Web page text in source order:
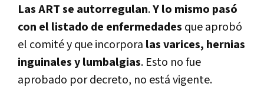
Las ART se autorregulan.Y lo mismo pasó
con el listado de enfermedades que aprobó
el comité y que incorpora las varices, hernias
inguinales y lumbalgias. Esto no fue
aprobado por decreto, no está vigente.